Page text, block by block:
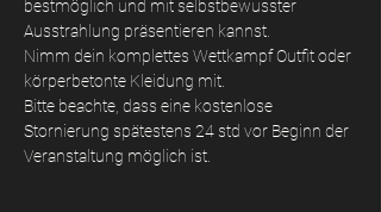
bestmöglich und mit selbstbewusster
Ausstrahlung präsentieren kannst.
Nimm dein komplettes Wettkampf Outfit oder
körperbetonte Kleidung mit.
Bitte beachte, dass eine kostenlose
Stornierung spätestens 24 std vor Beginn der
Veranstaltung möglich ist.